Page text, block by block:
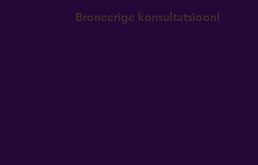
Broneerige konsultatsioon!